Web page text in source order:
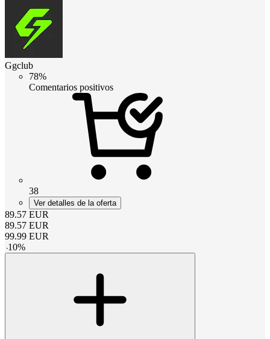
Ggclub
78%
Comentarios positivos
38
Ver detalles de la oferta
89.57 EUR
89.57 EUR
99.99 EUR
-10%